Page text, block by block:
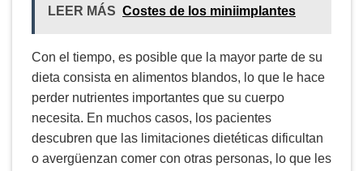
LEER MÁS Costes de los miniimplantes
Con el tiempo, es posible que la mayor parte de su
dieta consista en alimentos blandos, lo que le hace
perder nutrientes importantes que su cuerpo
necesita. En muchos casos, los pacientes
descubren que las limitaciones dietéticas dificultan
o avergüenzan comer con otras personas, lo que les